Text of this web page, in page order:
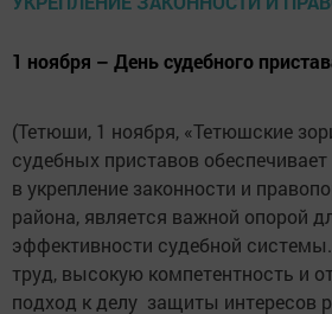
1 ноября – День судебного
(Тетюши, 1 ноября, «Тетюшские
судебных приставов
в укрепление законности и
района, является важной опорой
эффективности судебной
труд, высокую компетентность и
подход к делу защиты интересов